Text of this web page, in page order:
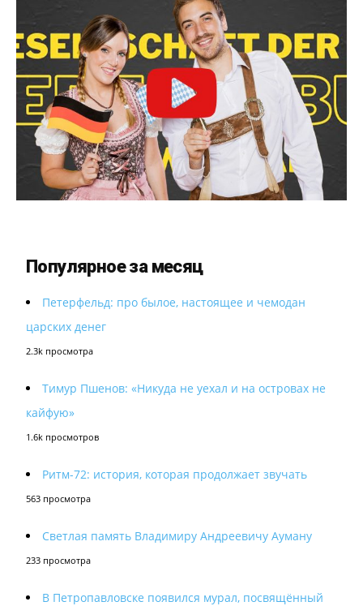
Популярное за месяц
Петерфельд: про былое, настоящее и чемодан
царских денег
2.3k просмотра
Тимур Пшенов: «Никуда не уехал и на островах не
кайфую»
1.6k просмотров
Ритм-72: история, которая продолжает звучать
563 просмотра
Светлая память Владимиру Андреевичу Ауману
233 просмотра
В Петропавловске появился мурал, посвящённый